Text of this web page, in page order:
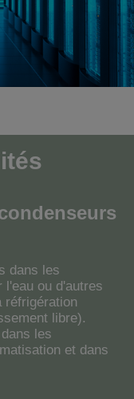
dans les
ou d'autres
réfrigération
libre).
les
et dans